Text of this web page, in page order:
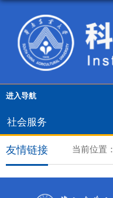
进入导航
社会服务
当前位置：
友情链接